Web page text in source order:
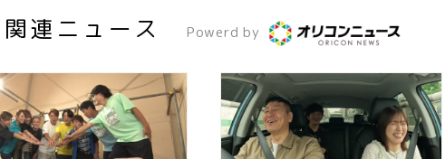
関連ニュース Powerd by